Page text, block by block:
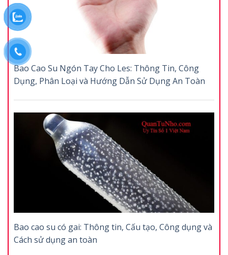
Bao Cao Su Ngón Tay Cho Les: Thông Tin, Công
Dụng, Phân Loại và Hướng Dẫn Sử Dụng An Toàn
Bao cao su có gai: Thông tin, Cấu tạo, Công dụng và
Cách sử dụng an toàn